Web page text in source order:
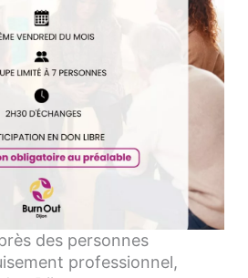
des personnes
professionnel,